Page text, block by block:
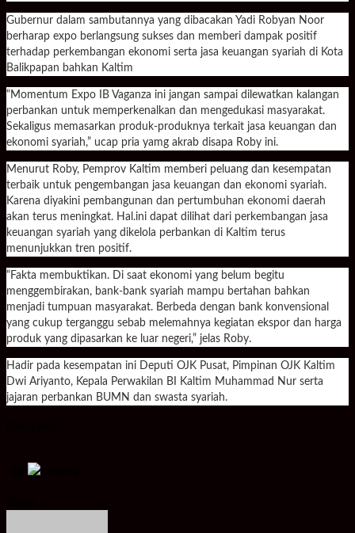
Gubernur dalam sambutannya yang dibacakan Yadi Robyan Noor
berharap expo berlangsung sukses dan memberi dampak positif
terhadap perkembangan ekonomi serta jasa keuangan syariah di Kota
Balikpapan bahkan Kaltim
“Momentum Expo IB Vaganza ini jangan sampai dilewatkan kalangan
perbankan untuk memperkenalkan dan mengedukasi masyarakat.
Sekaligus memasarkan produk-produknya terkait jasa keuangan dan
ekonomi syariah,” ucap pria yamg akrab disapa Roby ini.
Menurut Roby, Pemprov Kaltim memberi peluang dan kesempatan
terbaik untuk pengembangan jasa keuangan dan ekonomi syariah.
Karena diyakini pembangunan dan pertumbuhan ekonomi daerah
akan terus meningkat. Hal.ini dapat dilihat dari perkembangan jasa
keuangan syariah yang dikelola perbankan di Kaltim terus
menunjukkan tren positif.
“Fakta membuktikan. Di saat ekonomi yang belum begitu
menggembirakan, bank-bank syariah mampu bertahan bahkan
menjadi tumpuan masyarakat. Berbeda dengan bank konvensional
yang cukup terganggu sebab melemahnya kegiatan ekspor dan harga
produk yang dipasarkan ke luar negeri,” jelas Roby.
Hadir pada kesempatan ini Deputi OJK Pusat, Pimpinan OJK Kaltim
Dwi Ariyanto, Kepala Perwakilan BI Kaltim Muhammad Nur serta
jajaran perbankan BUMN dan swasta syariah.